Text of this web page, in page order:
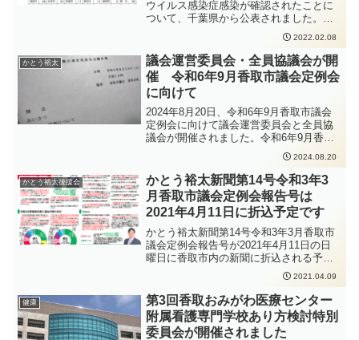
ウイルス感染症感染が確認されたことに
ついて、千葉県から公表されました。新
型コロナウイルス感染症の感染拡大防止
のため、手洗いの徹底、人と人との距離
をできるだけ2m以上（最低1m以上）取
ること、会話をするときはマスクを着用
すること、密集・密接・密閉を避けるこ
となどの感染症対策をしっかりと行って
いただくよう、お願いいたします。
2022.02.08
かとう裕太
議会運営委員会・全員協議会が開
催 令和6年9月香取市議会定例会
に向けて
2024年8月20日、令和6年9月香取市議会
定例会に向けて議会運営委員会と全員協
議会が開催されました。令和6年9月香取
市議会定例会では10人の議員が一般質問
を行う予定となっており、かとう裕太は9
月5日に全体の8番目で登壇して一般質問
を行う予定です。9月議会から本会議場で
のタブレット等の使用が認められたり、
一般質問だけでなく質疑や討論の通告も
メール等で行うことができるようになっ
たり、これまで提案し続けてきたことが
形になってきて、少しずつですが議会運
営についても変わってきています。9月議
会は前年度の決算についてもチェックす
る議会になっており、かとう裕太は決算
審査特別委員会の委員にもなる予定です
ので、最後まで確りと審議・審査して参
りたいと思います。
2024.08.20
かとう裕太後援会
かとう裕太新聞第14号令和3年3
月香取市議会定例会報告号は
2021年4月11日に折込予定です
かとう裕太新聞第14号令和3年3月香取市
議会定例会報告号が2021年4月11日の日
曜日に香取市内の新聞に折込される予定
です。お手にとってご覧いただけました
2021.04.09
健康
第3回香取おみがわ医療センター
附属看護専門学校あり方検討特別
委員会が開催されました